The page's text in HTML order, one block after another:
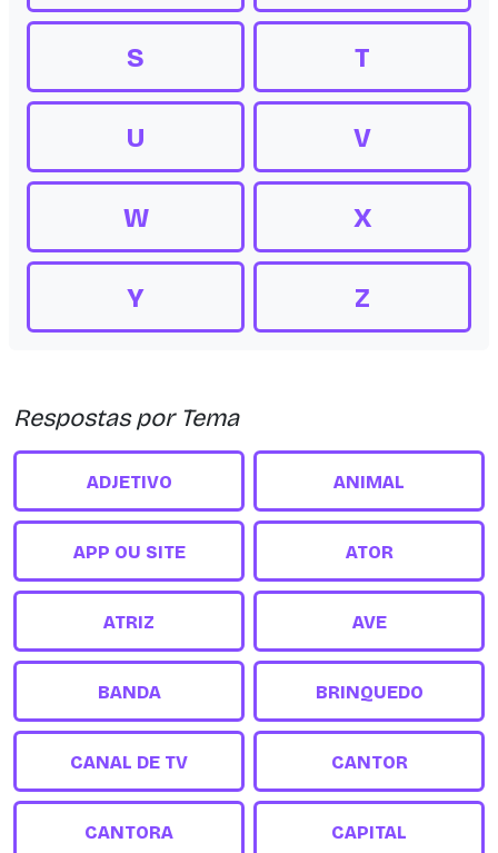
S T
U V
W X
Y Z
Respostas por Tema
ADJETIVO ANIMAL
APP OU SITE ATOR
ATRIZ AVE
BANDA BRINQUEDO
CANAL DE TV CANTOR
CANTORA CAPITAL